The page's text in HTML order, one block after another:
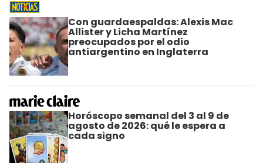
Con guardaespaldas: Alexis Mac
Allister y Licha Martínez
preocupados por el odio
antiargentino en Inglaterra
Horóscopo semanal del 3 al 9 de
agosto de 2026: qué le espera a
cada signo